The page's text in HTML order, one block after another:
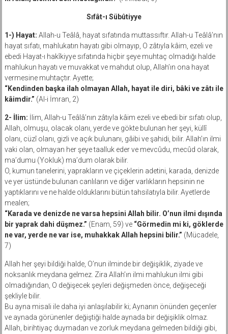
Sıfât-ı Sübûtiyye
1-) Hayat: Allah-u Teâlâ, hayat sıfatında muttassıftır. Allah-u Teâlâ’nın
hayat sıfatı, mahlukatın hayatı gibi olmayıp, O zâtıyla kâim, ezeli ve
ebedi Hayat-ı hakîkiyye sıfatında hiçbir şeye muhtaç olmadığı halde
mahlukun hayatı ve muvakkat ve mahdut olup, Allah’ın ona hayat
vermesine muhtaçtır. Ayette;
“Kendinden başka ilah olmayan Allah, hayat ile diri, bâki ve zâtı ile
kâimdir.” (Al-i İmran, 2)
2- İlim: İlim, Allah-u Teâlâ’nın zâtıyla kâim ezeli ve ebedi bir sıfatı olup,
Allah, olmuşu, olacak olanı, yerde ve gökte bulunan her şeyi, küllî
olanı, cüzî olanı, gizli ve açık bulunanı, gâibi ve şahidi, bilir. Allah’ın ilmi
vaki olan, olmayan her şeye taalluk eder ve mevcûdu, mecûd olarak,
ma’dumu (Yokluk) ma’dum olarak bilir.
O, kumun tanelerini, yaprakların ve çiçeklerin adetini, karada, denizde
ve yer üstünde bulunan canlıların ve diğer varlıkların hepsinin ne
yaptıklarını ve ne halde olduklarını bütün tahsilatıyla bilir. Ayetlerde
mealen;
“Karada ve denizde ne varsa hepsini Allah bilir. O’nun ilmi dışında
bir yaprak dahi düşmez.” (Enam, 59) ve “Görmedin mi ki, göklerde
ne var, yerde ne var ise, muhakkak Allah hepsini bilir.” (Mücadele,
7)
Allah her şeyi bildiği halde, O’nun ilminde bir değişiklik, ziyade ve
noksanlık meydana gelmez. Zira Allah’ın ilmi mahlukun ilmi gibi
olmadığından, O değişecek şeyleri değişmeden önce, değişeceği
şekliyle bilir.
Bu ayna misali ile daha iyi anlaşılabilir ki; Aynanın önünden geçenler
ve aynada görünenler değiştiği halde aynada bir değişiklik olmaz.
Allah, birihtiyaç duymadan ve zorluk meydana gelmeden bildiği gibi,